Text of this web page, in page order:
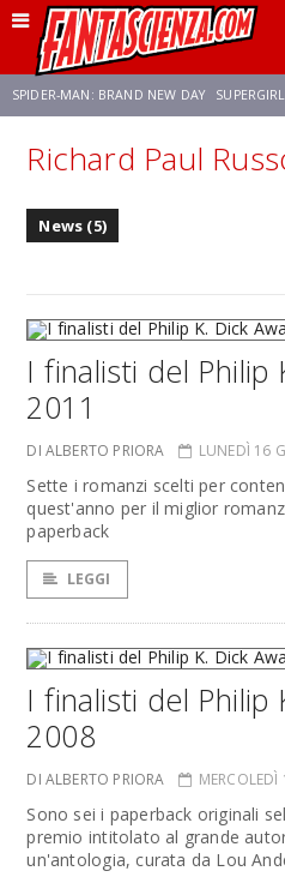
SPIDER-MAN: BRAND NEW DAY SUPERGIRL
FRANCO RICCIARDIELLO ZENDAYA STAR
Richard Paul
News (5)
I finalisti del Philip
2011
DI ALBERTO PRIORA LUNEDÌ 16
Sette i romanzi scelti per
quest'anno per il miglior
paperback
LEGGI
I finalisti del Philip
2008
DI ALBERTO PRIORA
Sono sei i paperback originali
premio intitolato al grande
un'antologia, curata da Lou